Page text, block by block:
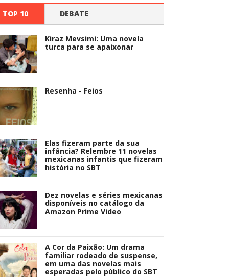
TOP 10 DEBATE
Kiraz Mevsimi: Uma novela
turca para se apaixonar
Resenha - Feios
Elas fizeram parte da sua
infância? Relembre 11 novelas
mexicanas infantis que fizeram
história no SBT
Dez novelas e séries mexicanas
disponíveis no catálogo da
Amazon Prime Video
A Cor da Paixão: Um drama
familiar rodeado de suspense,
em uma das novelas mais
esperadas pelo público do SBT